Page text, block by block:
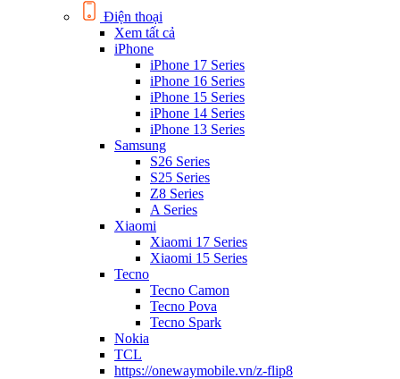
Điện thoại
Xem tất cả
iPhone
iPhone 17 Series
iPhone 16 Series
iPhone 15 Series
iPhone 14 Series
iPhone 13 Series
Samsung
S26 Series
S25 Series
Z8 Series
A Series
Xiaomi
Xiaomi 17 Series
Xiaomi 15 Series
Tecno
Tecno Camon
Tecno Pova
Tecno Spark
Nokia
TCL
https://onewaymobile.vn/z-flip8